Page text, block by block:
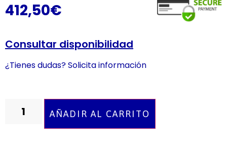
412,50€
Consultar disponibilidad
¿Tienes dudas? Solicita información
AÑADIR AL CARRITO